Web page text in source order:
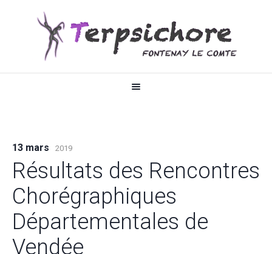
13 mars 2019
Résultats des Rencontres
Chorégraphiques
Départementales de
Vendée